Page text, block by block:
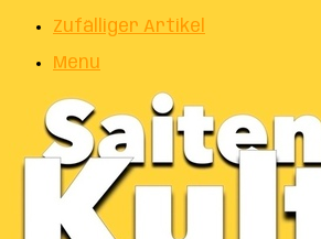
Zufälliger Artikel
Menu